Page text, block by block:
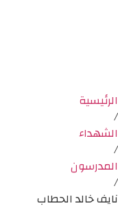
الرئيسية
/
الشهداء
/
المدرسون
/
نايف خالد الحطاب